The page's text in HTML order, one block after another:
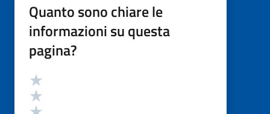
Quanto sono chiare le
informazioni su questa
pagina?
Valutazione